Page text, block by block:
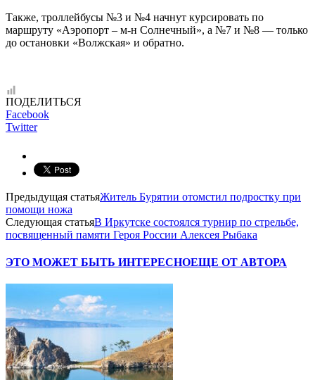
Также, троллейбусы №3 и №4 начнут курсировать по
маршруту «Аэропорт – м-н Солнечный», а №7 и №8 — только
до остановки «Волжская» и обратно.
ПОДЕЛИТЬСЯ
Facebook
Twitter
Предыдущая статьяЖитель Бурятии отомстил подростку при
помощи ножа
Следующая статьяВ Иркутске состоялся турнир по стрельбе,
посвященный памяти Героя России Алексея Рыбака
ЭТО МОЖЕТ БЫТЬ ИНТЕРЕСНОЕЩЕ ОТ АВТОРА